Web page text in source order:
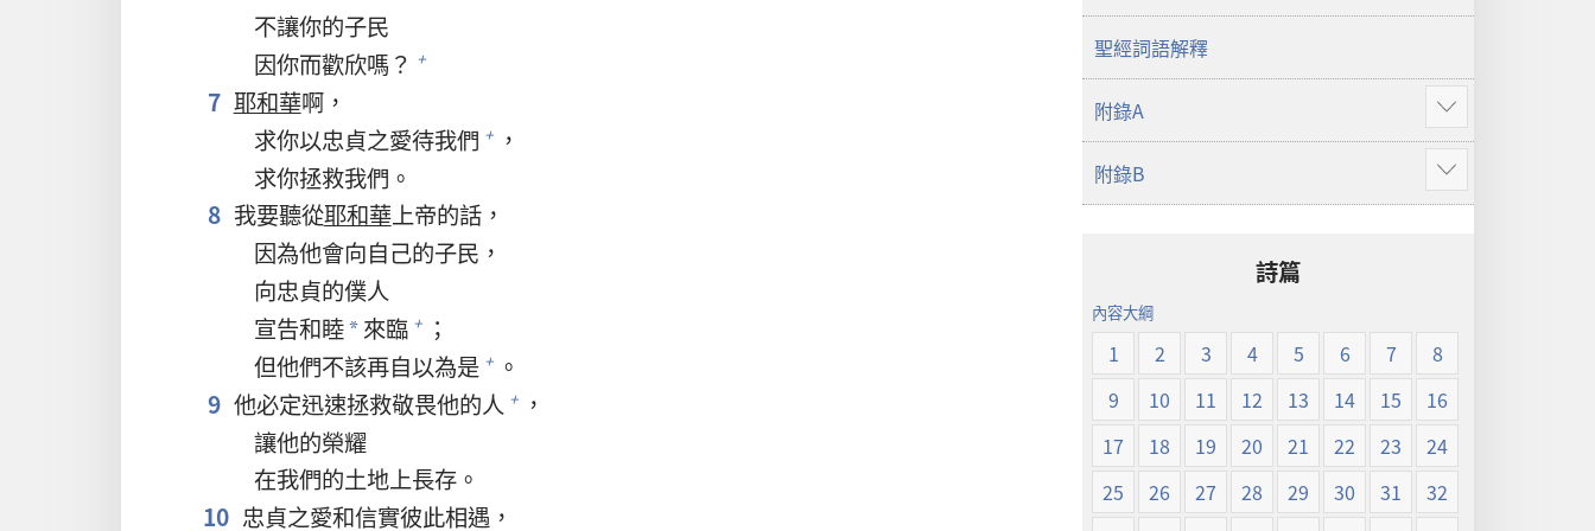
不讓你的子民
因你而歡欣嗎？ +
7 耶和華啊，
求你以忠貞之愛待我們 + ，
求你拯救我們。
8 我要聽從耶和華上帝的話，
因為他會向自己的子民，
向忠貞的僕人
宣告和睦* 來臨 +
；
但他們不該再自以為是 + 。
9 他必定迅速拯救敬畏他的人 + ，
讓他的榮耀
在我們的土地上長存。
10 忠貞之愛和信實彼此相遇，
譯
聖經詞語解釋
附錄A
顯
示
更
多
附錄B
顯
示
詩篇
內容大綱
1 2 3 4 5 6 7
8
9
10 11 12 13 14 15
16
17
18 19 20 21 22 23
24
25
26 27 28 29 30 31
32